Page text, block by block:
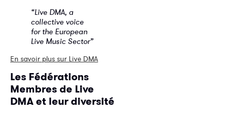
“Live DMA, a
collective voice
for the European
Live Music Sector”
En savoir plus sur Live DMA
Les Fédérations
Membres de Live
DMA et leur diversité